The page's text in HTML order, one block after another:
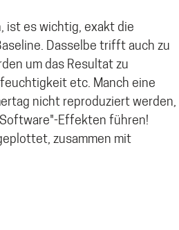
ist es wichtig, exakt die
Dasselbe trifft auch zu
um das Resultat zu
etc. Manch eine
nicht reproduziert werden,
Effekten führen!
zusammen mit